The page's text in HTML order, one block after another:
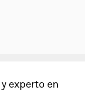
experto en